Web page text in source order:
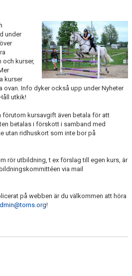
under
kurser,
kurser
ovan. Info dyker också upp under Nyheter
utkik!
förutom kursavgift även betala för att
betalas i förskott i samband med
utan ridhuskort som inte bor på
rör utbildning, t ex förslag till egen kurs, är
via mail
på webben är du välkommen att höra
!